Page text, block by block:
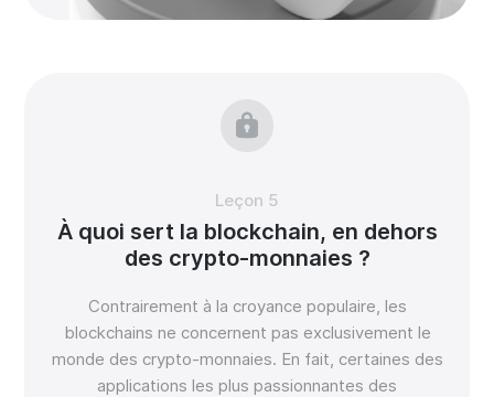
Leçon 5
À quoi sert la blockchain, en dehors
des crypto-monnaies ?
Contrairement à la croyance populaire, les
blockchains ne concernent pas exclusivement le
monde des crypto-monnaies. En fait, certaines des
applications les plus passionnantes des